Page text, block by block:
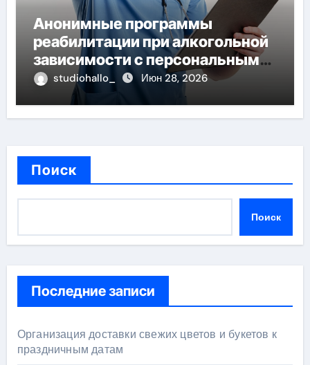
Анонимные программы
реабилитации при алкогольной
зависимости с персональным
подходом и лицензированными
врачами
studiohallo_ Июн 28, 2026
Поиск
Поиск
Последние записи
Организация доставки свежих цветов и букетов к
праздничным датам